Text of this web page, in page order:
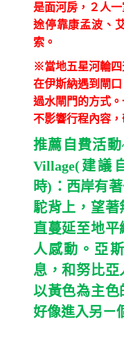
是面河房，２人
途停靠康孟波、
索。
※當地五星河輪四
在伊斯納遇到閘
過水閘門的方式
不影響行程內容，
推薦自費活動
Village( 建議
時) ：西岸有
駝背上，望著
直蔓延至地
人感動。亞
息，和努比亞
以黃色為主色
好像進入另ㄧ